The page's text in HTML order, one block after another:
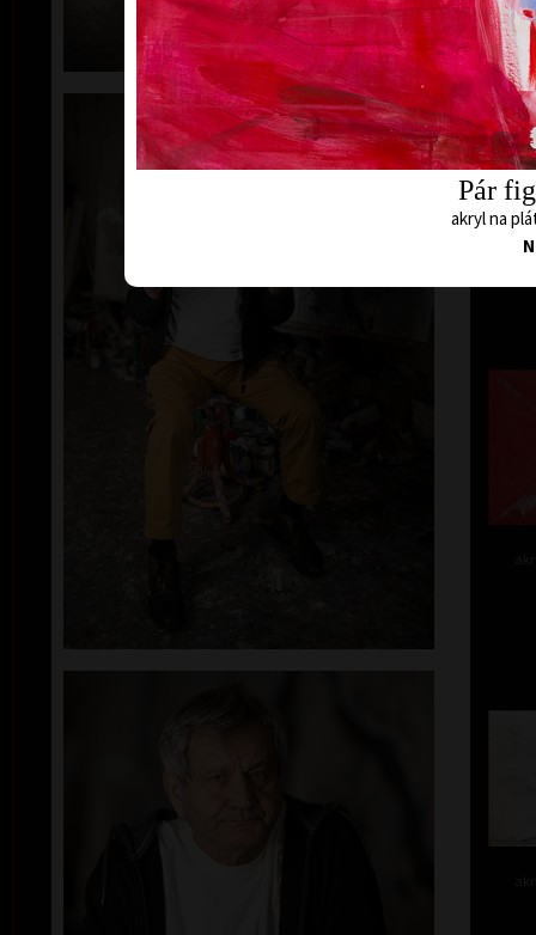
Pár
akryl na